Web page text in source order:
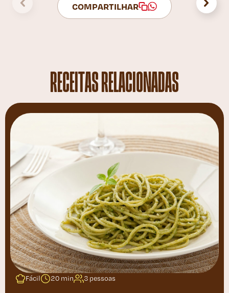
COMPARTILHAR
RECEITAS RELACIONADAS
Fácil 20 min 3 pessoas